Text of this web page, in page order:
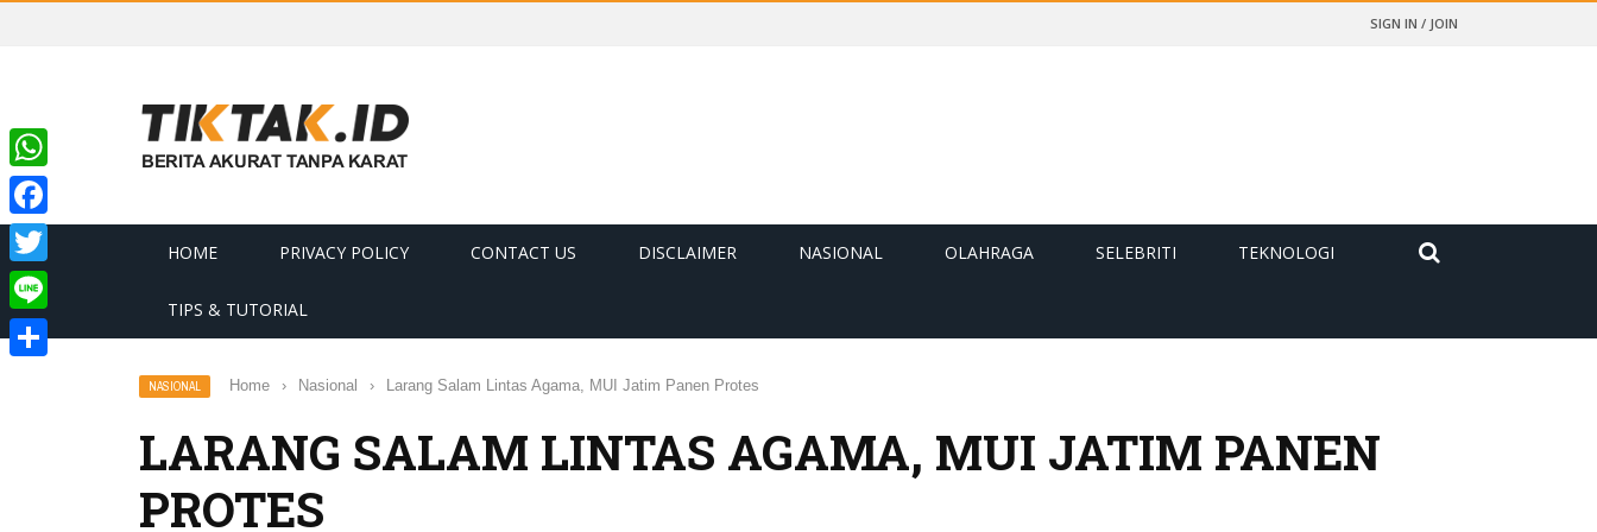
SIGN IN / JOIN
HOME PRIVACY POLICY CONTACT US DISCLAIMER NASIONAL OLAHRAGA SELEBRITI TEKNOLOGI
TIPS & TUTORIAL
NASIONAL Home › Nasional › Larang Salam Lintas Agama, MUI Jatim Panen Protes
LARANG SALAM LINTAS AGAMA, MUI JATIM PANEN
PROTES
WhatsApp
Facebook
Twitter
Line